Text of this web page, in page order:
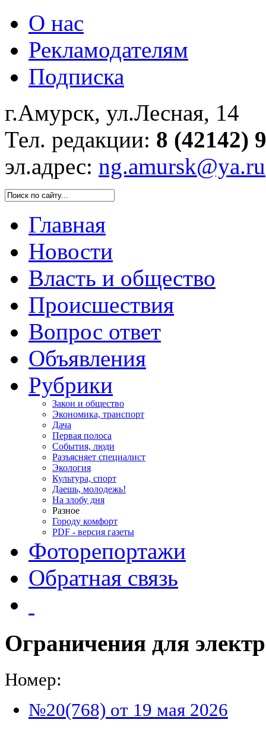
О нас
Рекламодателям
Подписка
г.Амурск, ул.Лесная, 14
Тел. редакции: 8 (42142)
эл.адрес: ng.amursk@ya.ru
Главная
Новости
Власть и общество
Происшествия
Вопрос ответ
Объявления
Рубрики
Закон и общество
Экономика, транспорт
Дача
Первая полоса
События, люди
Разъясняет специалист
Экология
Культура, спорт
Даешь, молодежь!
На злобу дня
Разное
Городу комфорт
PDF - версия газеты
Фоторепортажи
Обратная связь
Ограничения для
Номер:
№20(768) от 19 мая 2026